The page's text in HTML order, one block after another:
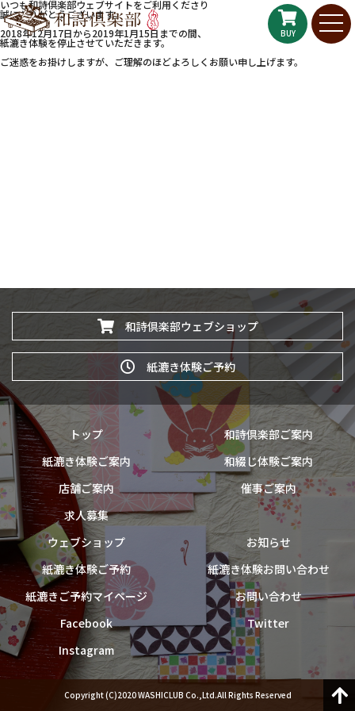
BUY
いつも和詩倶楽部ウェブサイトをご利用くださり
誠にありがとうございます。
2018年12月17日から2019年1月15日までの間、
紙漉き体験を停止させていただきます。
ご迷惑をお掛けしますが、ご理解のほどよろしくお願い申し上げます。
和詩倶楽部ウェブショップ
紙漉き体験ご予約
トップ
和詩倶楽部ご案内
紙漉き体験ご案内
和綴じ体験ご案内
店舗ご案内
催事ご案内
求人募集
ウェブショップ
お知らせ
紙漉き体験ご予約
紙漉き体験お問い合わせ
紙漉きご予約マイページ
お問い合わせ
Facebook
Twitter
Instagram
Copyright (C)2020 WASHICLUB Co.,Ltd.All Rights Reserved